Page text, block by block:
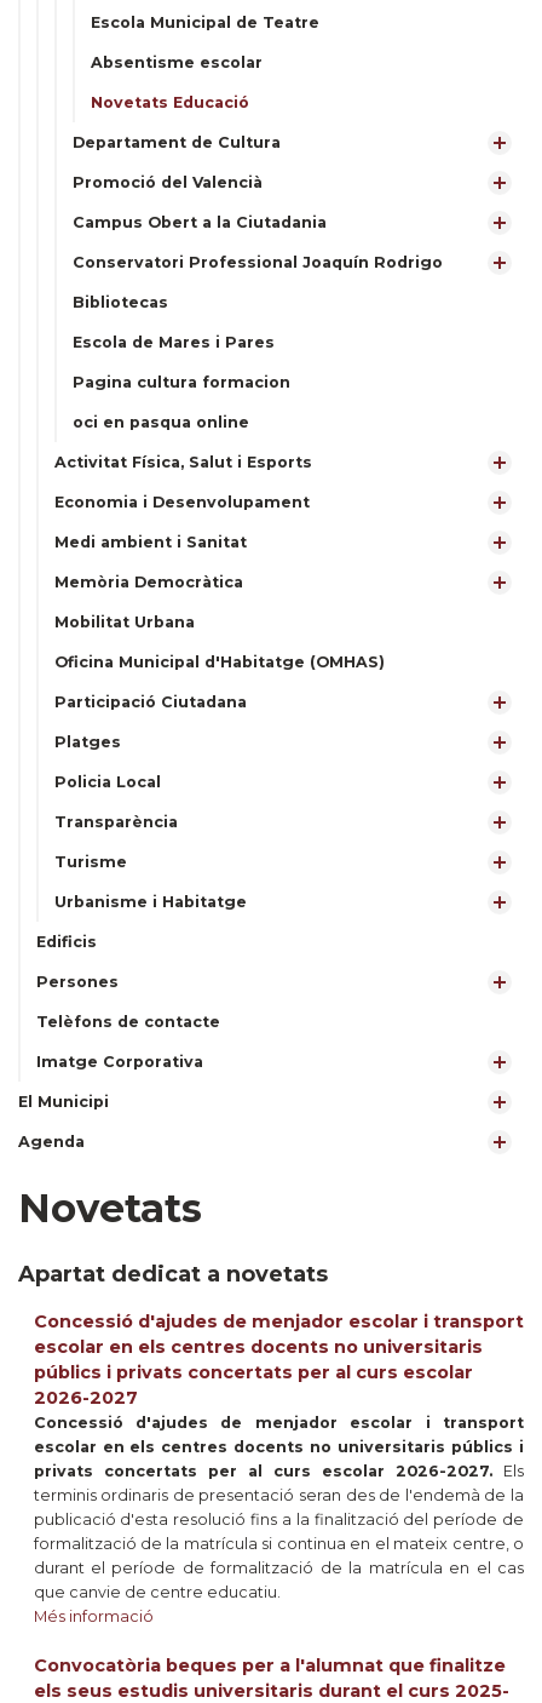
Escola Municipal de Teatre
Absentisme escolar
Novetats Educació
Departament de Cultura
Promoció del Valencià
Campus Obert a la Ciutadania
Conservatori Professional Joaquín Rodrigo
Bibliotecas
Escola de Mares i Pares
Pagina cultura formacion
oci en pasqua online
Activitat Física, Salut i Esports
Economia i Desenvolupament
Medi ambient i Sanitat
Memòria Democràtica
Mobilitat Urbana
Oficina Municipal d'Habitatge (OMHAS)
Participació Ciutadana
Platges
Policia Local
Transparència
Turisme
Urbanisme i Habitatge
Edificis
Persones
Telèfons de contacte
Imatge Corporativa
El Municipi
Agenda
Novetats
Apartat dedicat a novetats
Concessió d'ajudes de menjador escolar i transport
escolar en els centres docents no universitaris
públics i privats concertats per al curs escolar
2026-2027
Concessió d'ajudes de menjador escolar i transport
escolar en els centres docents no universitaris públics i
privats concertats per al curs escolar 2026-2027. Els
terminis ordinaris de presentació seran des de l'endemà de la
publicació d'esta resolució fins a la finalització del període de
formalització de la matrícula si continua en el mateix centre, o
durant el període de formalització de la matrícula en el cas
que canvie de centre educatiu.
Més informació
Convocatòria beques per a l'alumnat que finalitze
els seus estudis universitaris durant el curs 2025-